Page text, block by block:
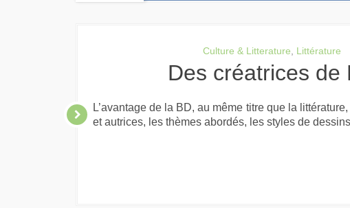
Culture & Litterature Littérature
Des créatrices de
L’avantage de la BD, au même titre que la
et autrices, les thèmes abordés, les styles de